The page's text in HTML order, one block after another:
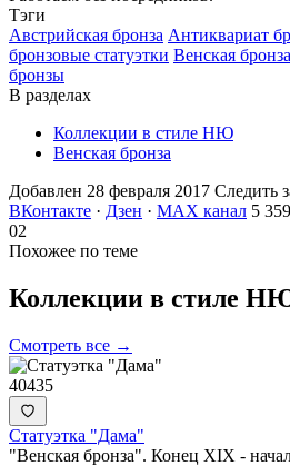
Тэги
Австрийская бронза Антиквариат
бронзовые статуэтки Венская
бронзы
В разделах
Коллекции в стиле НЮ
Венская бронза
Добавлен 28 февраля 2017 Следить
ВКонтакте · Дзен · MAX канал 5
02
Похожее по теме
Коллекции в стиле
Смотреть все →
40435
Статуэтка "Дама"
"Венская бронза". Конец XIX -